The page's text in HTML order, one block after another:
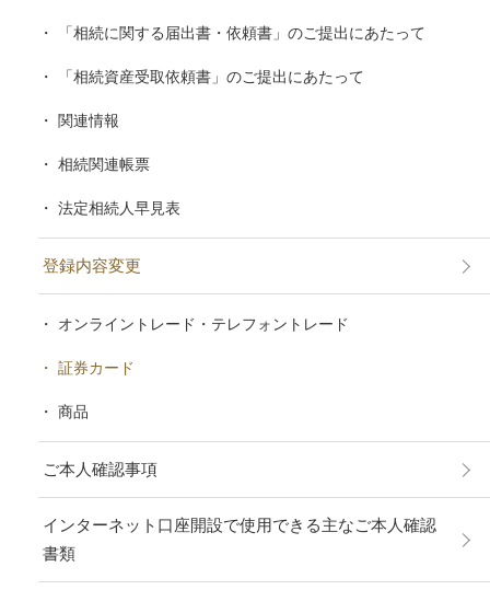
「相続に関する届出書・依頼書」のご提出にあたって
「相続資産受取依頼書」のご提出にあたって
関連情報
相続関連帳票
法定相続人早見表
登録内容変更
オンライントレード・テレフォントレード
証券カード
商品
ご本人確認事項
インターネット口座開設で使用できる主なご本人確認
書類